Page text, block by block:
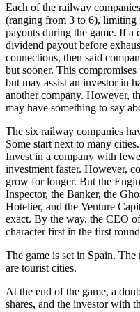
Each of the railway
(ranging from 3 to 6), limiting
payouts during the game. If a
dividend payout before
connections, then said
but sooner. This
but may assist an investor in
another company. However,
may have something to say
The six railway companies
Some start next to many
Invest in a company with
investment faster. However,
grow for longer. But the
Inspector, the Banker, the
Hotelier, and the Venture
exact. By the way, the CEO
character first in the first
The game is set in Spain.
are tourist cities.
At the end of the game, a
shares, and the investor with